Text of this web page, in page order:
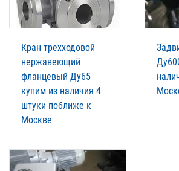
Кран трехходовой
нержавеющий
фланцевый Ду65
купим из наличия 4
штуки поближе к
Москве